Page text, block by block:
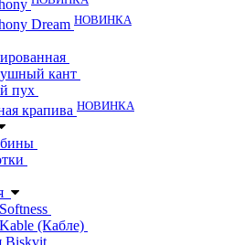
Dream НОВИНКА
кант
пух
крапива НОВИНКА
(Кабле)